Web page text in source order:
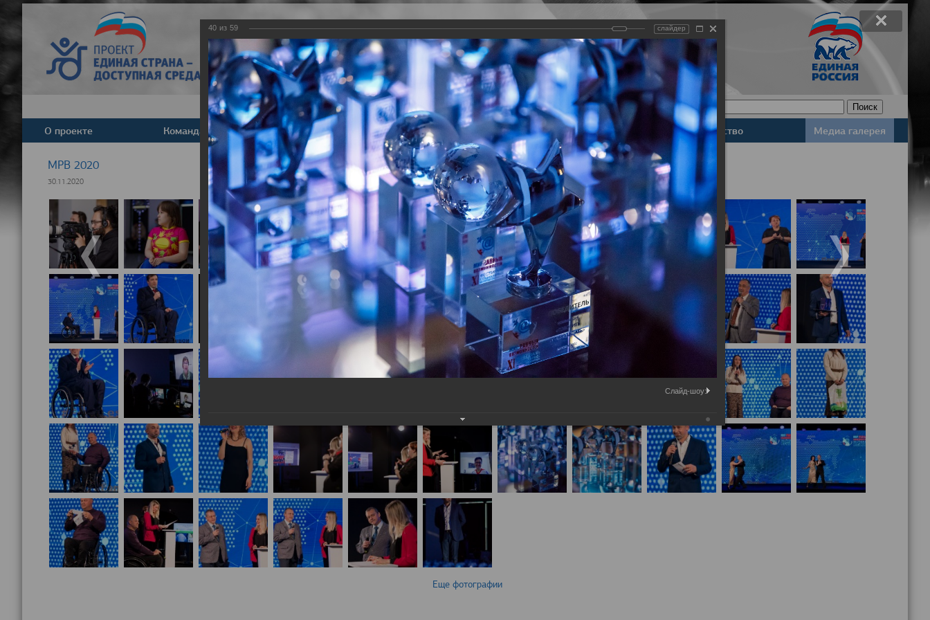
Задать вопрос
Версия для слабовидящих
О проекте Команда Новости Деятельность Базы данных Законодательство Медиа галерея
МРВ 2020
30.11.2020
Еще фотографии
40 из 59 слайдер
Слайд-шоу: